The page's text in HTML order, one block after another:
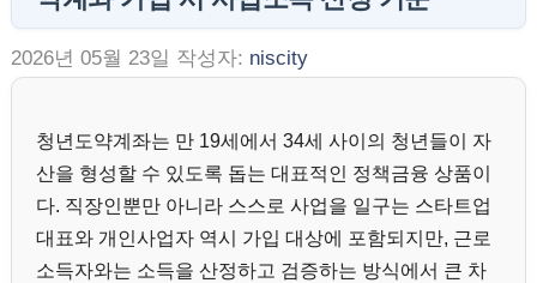
2026년 05월 23일 작성자: niscity
청년도약계좌는 만 19세에서 34세 사이의 청년들이 자
산을 형성할 수 있도록 돕는 대표적인 정책금융 상품이
다. 직장인뿐만 아니라 스스로 사업을 일구는 스타트업
대표와 개인사업자 역시 가입 대상에 포함되지만, 근로
소득자와는 소득을 산정하고 검증하는 방식에서 큰 차